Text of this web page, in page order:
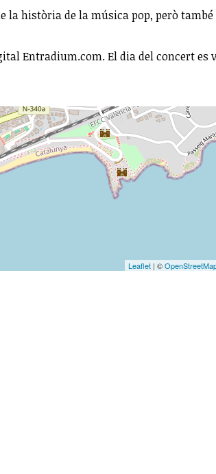
la història de la música pop, però
Entradium.com. El dia del concert es
Leaflet | ©